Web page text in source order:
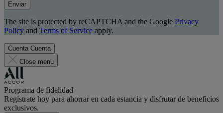
Enviar
The site is protected by reCAPTCHA and the Google Privacy
Policy and Terms of Service apply.
Cuenta Cuenta
Close menu
Programa de fidelidad
Regístrate hoy para ahorrar en cada estancia y disfrutar de beneficios
exclusivos.